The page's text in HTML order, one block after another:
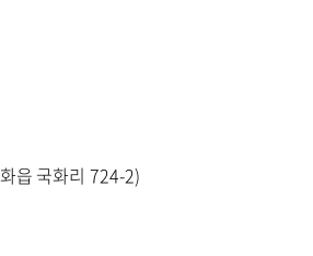
읍 국화리 724-2)